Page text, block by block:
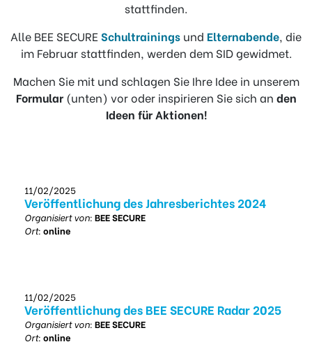
stattfinden.
Alle BEE SECURE Schultrainings und Elternabende, die
im Februar stattfinden, werden dem SID gewidmet.
Machen Sie mit und schlagen Sie Ihre Idee in unserem
Formular(unten) vor oder inspirieren Sie sich an den
Ideen für Aktionen!
11/02/2025
Veröffentlichung des Jahresberichtes 2024
Organisiert von: BEE SECURE
Ort: online
11/02/2025
Veröffentlichung des BEE SECURE Radar 2025
Organisiert von: BEE SECURE
Ort: online